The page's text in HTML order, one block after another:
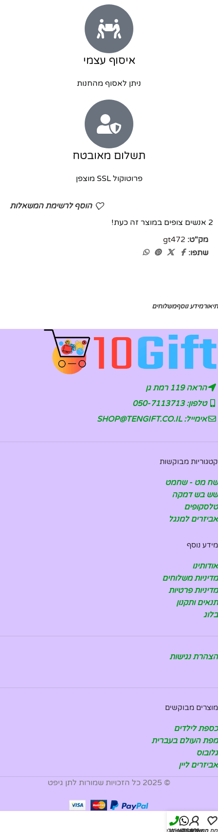
איסוף עצמי
ניתן לאסוף מהחנות
תשלום מאובטח
פרוטוקול SSL מוצפן
הוסף לרשימת המשאלות
2 אנשים צופים במוצר זה כעת!
מק"ט: gt472
שתפו:
תיאורמידע נוסףמשלוחים
הראה 119 רמת גן
טלפון: 050-7113713
אימייל: SHOP@TENGIFT.CO.IL
קטגוריות מבוקשות
שח מט - שחמט
שש בש דמקה
טלסקופים
אביזרים למנגל
מידע נוסף
אודותינו
מדיניות משלוחים
מדיניות פרטיות
תנאים ותקנון
בלוג
הצהרת נגישות
מוצרים מבוקשים
כספת לילדים
מפת העולם בעברית
גלובוס
אביזרים ליין
© 2025 כל הזכויות שמורות לתן גיפט